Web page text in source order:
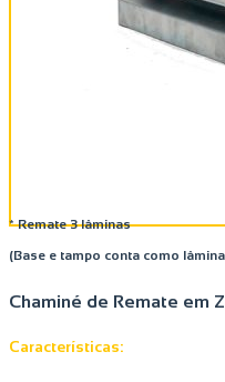
* Remate 3 lâminas
(Base e tampo conta como
Chaminé de Remate em
Características: